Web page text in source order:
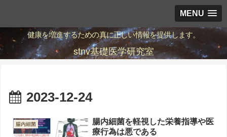
MENU
健康を増進するための真に正しい情報を提供します。
stnv基礎医学研究室
2023-12-24
腸内細菌
腸内細菌を軽視した栄養指導や医
療行為は悪である